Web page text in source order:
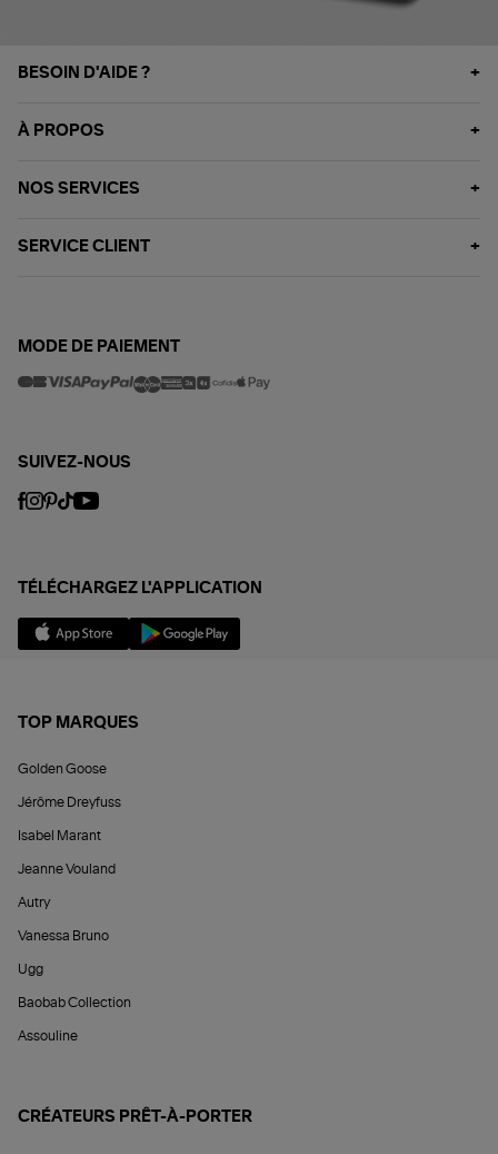
BESOIN D'AIDE ?
À PROPOS
NOS SERVICES
SERVICE CLIENT
MODE DE PAIEMENT
SUIVEZ-NOUS
TÉLÉCHARGEZ L'APPLICATION
TOP MARQUES
Golden Goose
Jérôme Dreyfuss
Isabel Marant
Jeanne Vouland
Autry
Vanessa Bruno
Ugg
Baobab Collection
Assouline
CRÉATEURS PRÊT-À-PORTER